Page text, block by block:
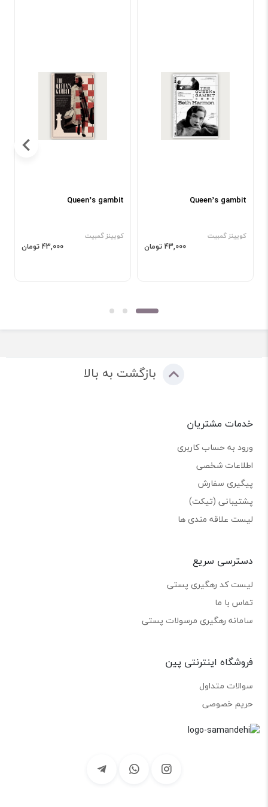
Queen’s gambit
کویینز گمبیت
43,000 تومان
Queen’s gambit
کویینز گمبیت
43,000 تومان
بازگشت به بالا
خدمات مشتریان
ورود به حساب کاربری
اطلاعات شخصی
پیگیری سفارش
پشتیبانی (تیکت)
لیست علاقه مندی ها
دسترسی سریع
لیست کد رهگیری پستی
تماس با ما
سامانه رهگیری مرسولات پستی
فروشگاه اینترنتی پین
سوالات متداول
حریم خصوصی